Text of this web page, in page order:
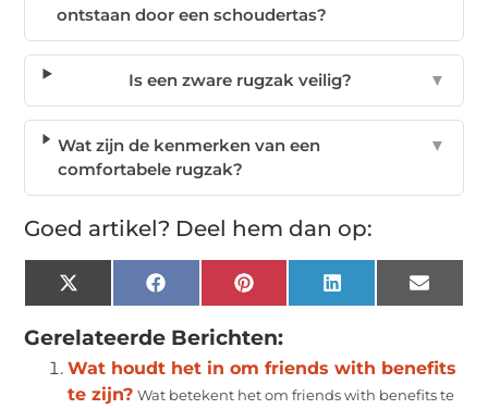
ontstaan door een schoudertas?
Is een zware rugzak veilig? ▼
Wat zijn de kenmerken van een
comfortabele rugzak?
▼
Goed artikel? Deel hem dan op:
X
(Twitter)
Facebook Pinterest LinkedIn Email
Gerelateerde Berichten:
Wat houdt het in om friends with benefits
te zijn? Wat betekent het om friends with benefits te